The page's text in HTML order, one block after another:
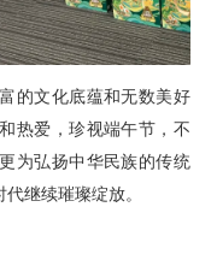
的文化底蕴和无数美好
热爱，珍视端午节，不
为弘扬中华民族的传统
继续璀璨绽放。